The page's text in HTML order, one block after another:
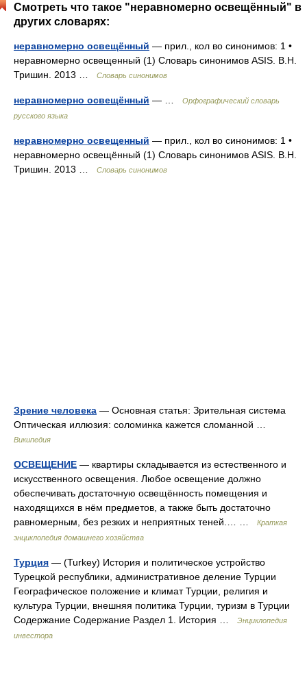
Смотреть что такое "неравномерно освещённый" в
других словарях:
неравномерно освещённый — прил., кол во синонимов: 1 •
неравномерно освещенный (1) Словарь синонимов ASIS. В.Н.
Тришин. 2013 …
Словарь синонимов
неравномерно освещённый — …
Орфографический словарь
русского языка
неравномерно освещенный — прил., кол во синонимов: 1 •
неравномерно освещённый (1) Словарь синонимов ASIS. В.Н.
Тришин. 2013 …
Словарь синонимов
Зрение человека — Основная статья: Зрительная система
Оптическая иллюзия: соломинка кажется сломанной …
Википедия
ОСВЕЩЕНИЕ — квартиры складывается из естественного и
искусственного освещения. Любое освещение должно
обеспечивать достаточную освещённость помещения и
находящихся в нём предметов, а также быть достаточно
равномерным, без резких и неприятных теней.… …
Краткая
энциклопедия домашнего хозяйства
Турция — (Turkey) История и политическое устройство
Турецкой республики, административное деление Турции
Географическое положение и климат Турции, религия и
культура Турции, внешняя политика Турции, туризм в Турции
Содержание Содержание Раздел 1. История …
Энциклопедия
инвестора